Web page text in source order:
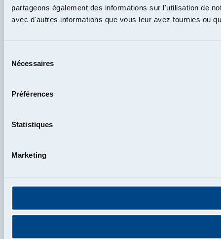
partageons également des informations sur l'utilisation de
avec d'autres informations que vous leur avez fournies ou
Nécessaires
Préférences
Statistiques
Marketing